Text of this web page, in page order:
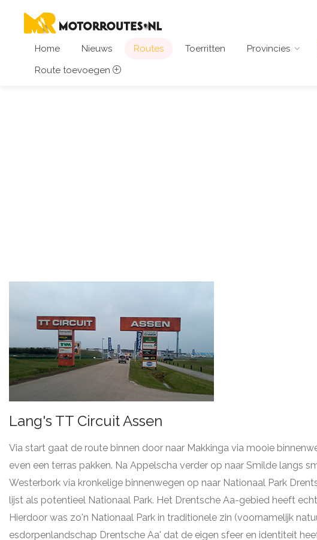
Home Nieuws Routes Toerritten Provincies
Route toevoegen
Lang's TT Circuit Assen
Via start gaat de route binnen door naar Makkinga via mooie
even een terras pakken. Na Appelscha verder op naar Smilde langs
Westerbork via kronkelige binnenwegen op naar Nationaal Park
lijst als potentieel Nationaal Park. Het Drentsche Aa-gebied heeft
Hierdoor was zo'n Nationaal Park in traditionele zin (voornamelijk
esdorpenlandschap Drentsche Aa' dat de eigen sfeer en identiteit